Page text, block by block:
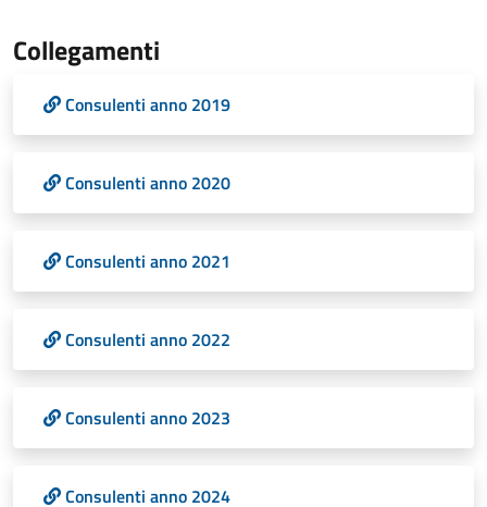
Collegamenti
Consulenti anno 2019
Consulenti anno 2020
Consulenti anno 2021
Consulenti anno 2022
Consulenti anno 2023
Consulenti anno 2024